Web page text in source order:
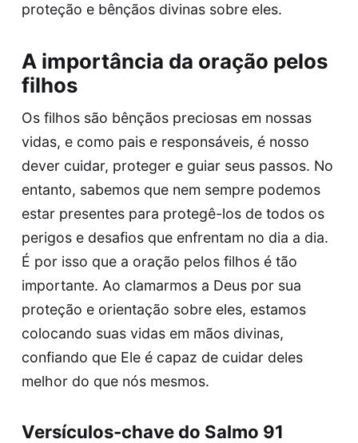
proteção e bênçãos divinas sobre eles.
A importância da oração pelos
filhos
Os filhos são bênçãos preciosas em nossas
vidas, e como pais e responsáveis, é nosso
dever cuidar, proteger e guiar seus passos. No
entanto, sabemos que nem sempre podemos
estar presentes para protegê-los de todos os
perigos e desafios que enfrentam no dia a dia.
É por isso que a oração pelos filhos é tão
importante. Ao clamarmos a Deus por sua
proteção e orientação sobre eles, estamos
colocando suas vidas em mãos divinas,
confiando que Ele é capaz de cuidar deles
melhor do que nós mesmos.
Versículos-chave do Salmo 91